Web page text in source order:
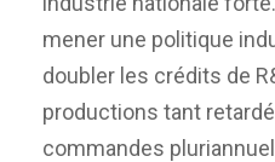
mener une politique
doubler les crédits de
productions tant
commandes